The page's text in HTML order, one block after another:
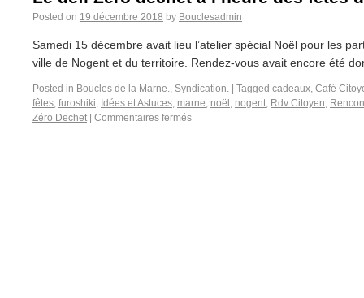
Posted on 19 décembre 2018 by Bouclesadmin
Samedi 15 décembre avait lieu l’atelier spécial Noël pour les
ville de Nogent et du territoire. Rendez-vous avait encore été
Posted in Boucles de la Marne., Syndication. Tagged cadeaux, Café
fêtes, furoshiki, Idées et Astuces, marne, noël , nogent, Rdv Citoyen,
Zéro Dechet
Commentaires fermés